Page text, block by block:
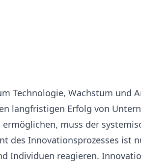
Technologie, Wachstum und
langfristigen Erfolg von
muss der
des Innovationsprozesses ist
Individuen reagieren.